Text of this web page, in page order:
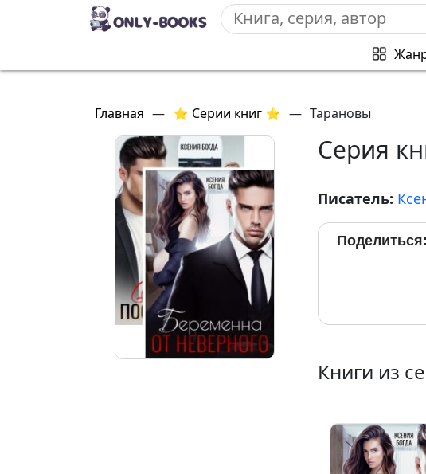
Главная — ⭐ Серии книг ⭐ — Тарановы
Серия
Писатель:
Поделиться:
Книги из